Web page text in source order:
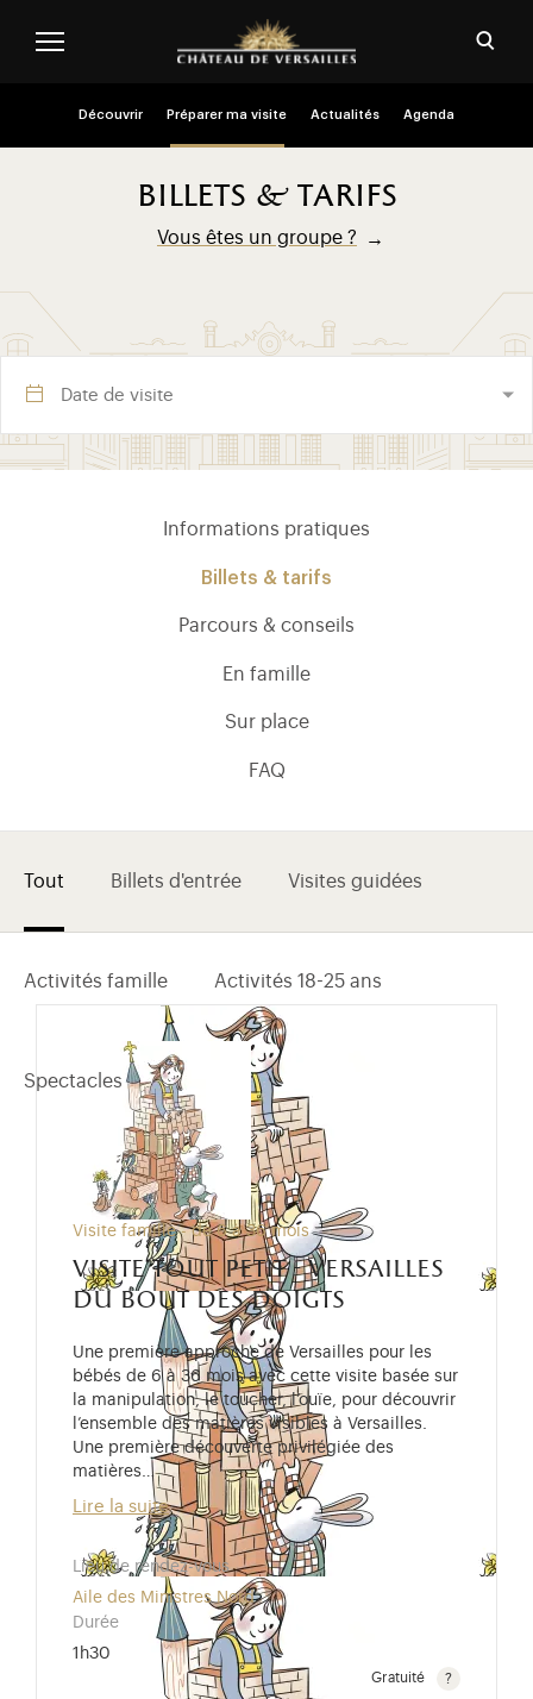
Découvrir Préparer ma visite Actualités Agenda
billets & tarifs
Vous êtes un groupe ?
Visite section (FR)
Informations pratiques
Billets & tarifs
Parcours & conseils
En famille
Sur place
FAQ
Tout Billets d'entrée Visites guidées
Activités famille Activités 18-25 ans
Spectacles
Visite famille - de 6 à 36 mois
visite tout petit - versailles
du bout des doigts
Une première approche de Versailles pour les
bébés de 6 à 36 mois avec cette visite basée sur
la manipulation, le toucher, l’ouïe, pour découvrir
l’ensemble des matières visibles à Versailles.
Une première découverte privilégiée des
matières…
Lire la suite
Lieu de rendez-vous
Aile des Ministres Nord
Durée
1h30
Gratuité